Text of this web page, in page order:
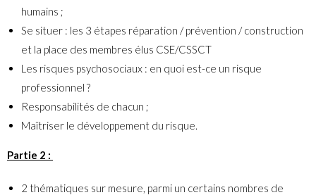
humains ;
Se situer : les 3 étapes réparation / prévention / construction
et la place des membres élus CSE/CSSCT
Les risques psychosociaux : en quoi est-ce un risque
professionnel ?
Responsabilités de chacun ;
Maîtriser le développement du risque.
Partie 2 :
2 thématiques sur mesure, parmi un certains nombres de